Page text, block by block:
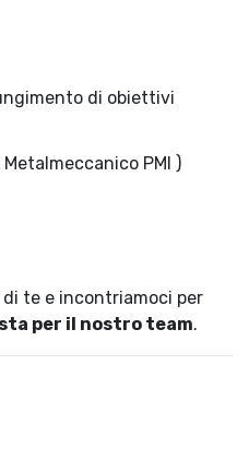
di obiettivi
PMI )
te e incontriamoci per
per il nostro team.